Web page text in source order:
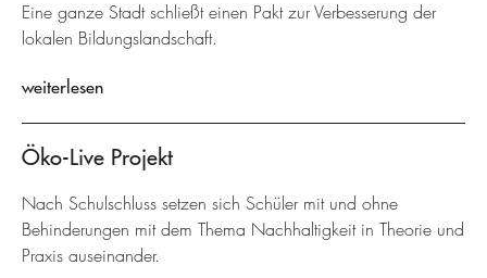
Eine ganze Stadt schließt einen Pakt zur Verbesserung der
lokalen Bildungslandschaft.
weiterlesen
Öko-Live Projekt
Nach Schulschluss setzen sich Schüler mit und ohne
Behinderungen mit dem Thema Nachhaltigkeit in Theorie und
Praxis auseinander.